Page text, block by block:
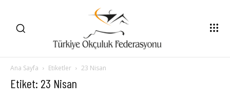
Ana Sayfa Etiketler 23 Nisan
Etiket: 23 Nisan